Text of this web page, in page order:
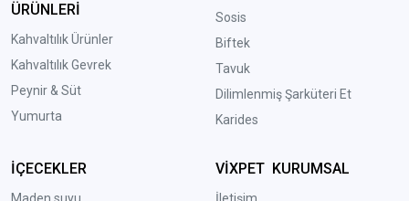
ÜRÜNLERİ
Kahvaltılık Ürünler
Kahvaltılık Gevrek
Peynir & Süt
Yumurta
Sosis
Biftek
Tavuk
Dilimlenmiş Şarküteri Et
Karides
İÇECEKLER VİXPET KURUMSAL